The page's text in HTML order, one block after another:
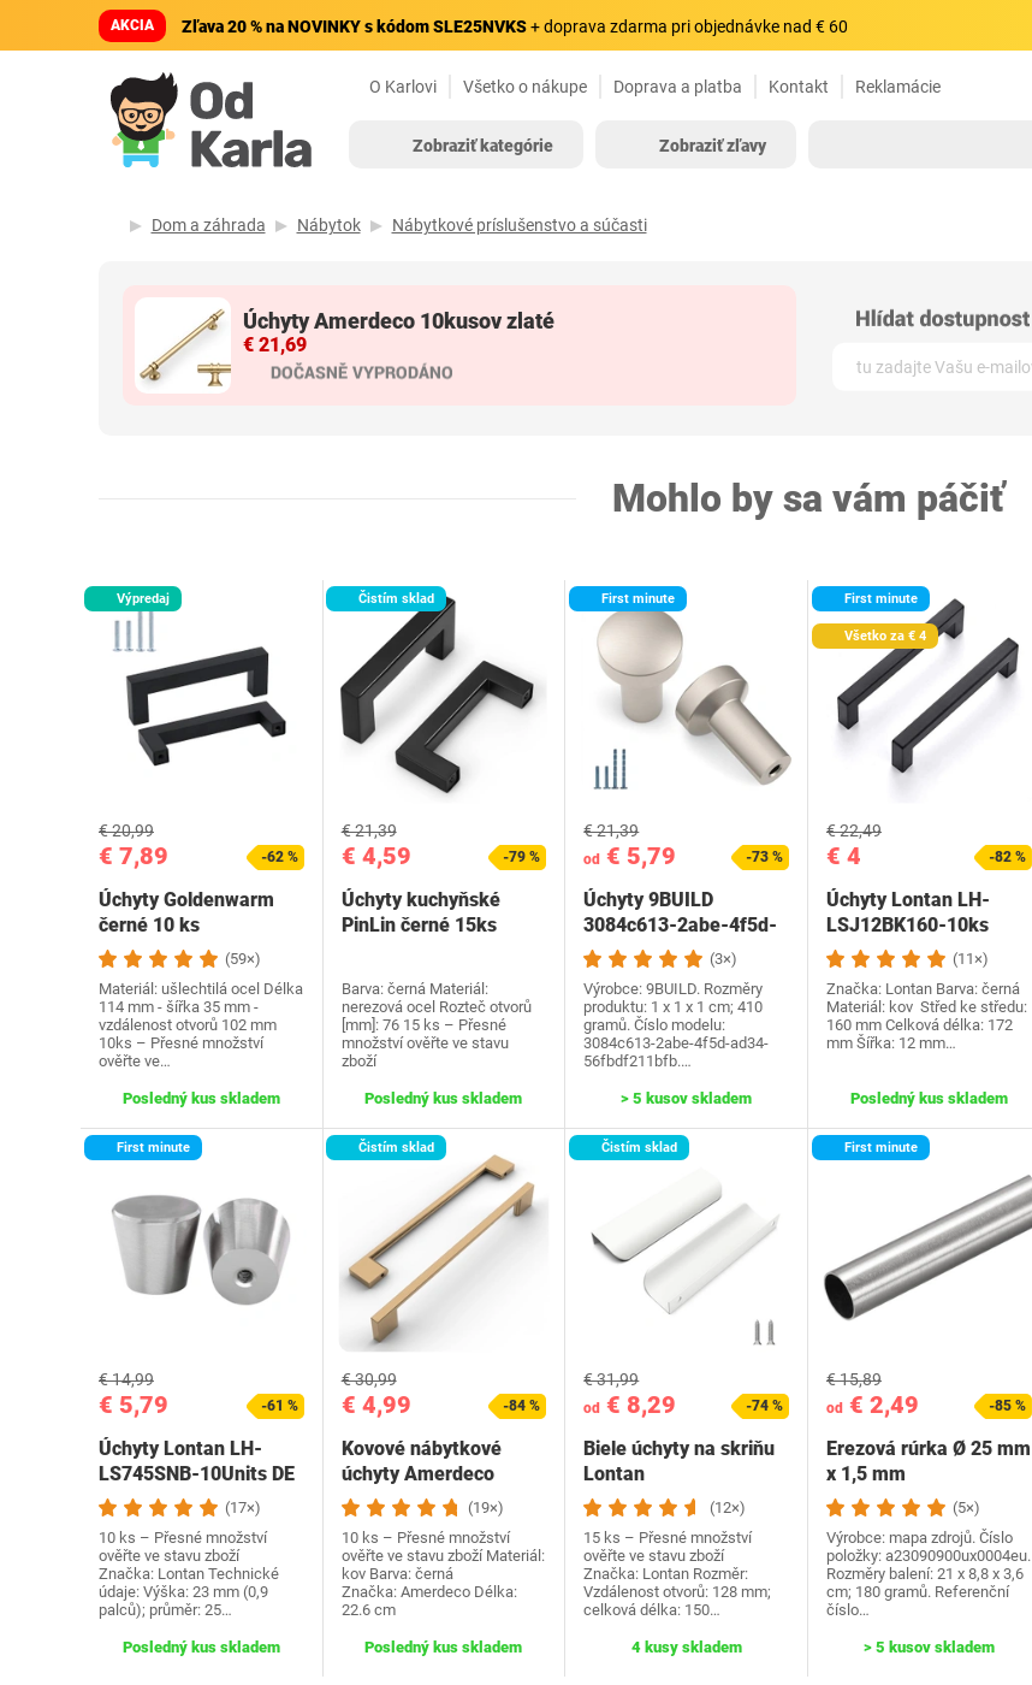
AKCIA Zľava 20 % na NOVINKY s kódom SLE25NVKS+ doprava zdarma pri objednávke nad € 60
O Karlovi Všetko o nákupe Doprava a platba Kontakt Reklamácie
Zobraziť kategórie Zobraziť zľavy
Dom a záhrada Nábytok Nábytkové príslušenstvo a súčasti
Úchyty Amerdeco 10kusov zlaté
€ 21,69
Mohlo by sa vám páčiť
Výpredaj
€ 7,89
€ 20,99
-62 %
Úchyty ‎Goldenwarm
černé 10 ks
(59×)
Materiál: ušlechtilá ocel Délka
114 mm - šířka 35 mm -
vzdálenost otvorů 102 mm
10ks – Přesné množství
ověřte ve…
Posledný kus skladem
Čistím sklad
€ 4,59
€ 21,39
-79 %
Úchyty kuchyňské
PinLin černé 15ks
Barva: černá Materiál:
nerezová ocel Rozteč otvorů
[mm]: 76 15 ks – Přesné
množství ověřte ve stavu
zboží
Posledný kus skladem
First minute
od € 5,79
€ 21,39
-73 %
Úchyty 9BUILD
3084c613-2abe-4f5d-
ad34
(3×)
Výrobce: 9BUILD. Rozměry
produktu: 1 x 1 x 1 cm; 410
gramů. Číslo modelu:
3084c613-2abe-4f5d-ad34-
56fbdf211bfb.…
> 5 kusov skladem
First minute
Všetko za € 4
€ 4
€ 22,49
-82 %
Úchyty Lontan ‎LH-
LSJ12BK160-10ks
(11×)
Značka: Lontan Barva: černá
Materiál: kov Střed ke středu:
160 mm Celková délka: 172
mm Šířka: 12 mm…
Posledný kus skladem
First minute
€ 5,79
€ 14,99
-61 %
Úchyty Lontan ‎LH-
LS745SNB-10Units DE
(17×)
10 ks – Přesné množství
ověřte ve stavu zboží
Značka: Lontan Technické
údaje: Výška: 23 mm (0,9
palců); průměr: 25…
Posledný kus skladem
Čistím sklad
€ 4,99
€ 30,99
-84 %
Kovové nábytkové
úchyty Amerdeco
(19×)
10 ks – Přesné množství
ověřte ve stavu zboží Materiál:
kov Barva: černá
Značka: Amerdeco Délka:
22.6 cm
Posledný kus skladem
Čistím sklad
od € 8,29
€ 31,99
-74 %
Biele úchyty na skriňu
Lontan
(12×)
15 ks – Přesné množství
ověřte ve stavu zboží
Značka: Lontan Rozměr:
Vzdálenost otvorů: 128 mm;
celková délka: 150…
4 kusy skladem
First minute
od€ 2,49
€ 15,89
-85 %
Erezová rúrka Ø 25 mm
x 1,5 mm
(5×)
Výrobce: mapa zdrojů. Číslo
položky: a23090900ux0004eu.
Rozměry balení: 21 x 8,8 x 3,6
cm; 180 gramů. Referenční
číslo…
> 5 kusov skladem